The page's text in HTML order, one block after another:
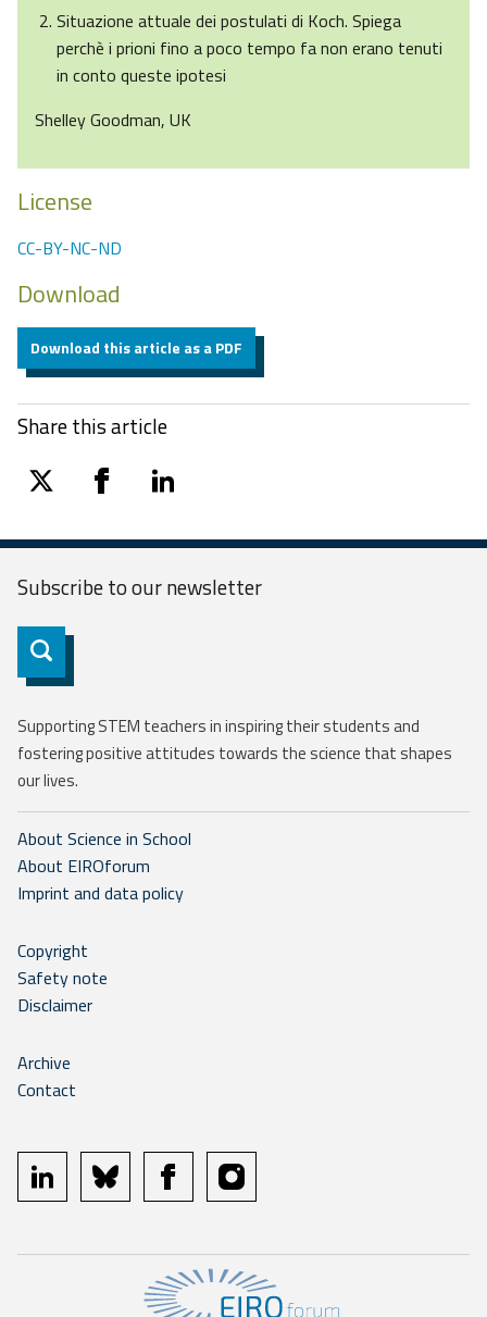
Situazione attuale dei postulati di Koch. Spiega
perchè i prioni fino a poco tempo fa non erano tenuti
in conto queste ipotesi
Shelley Goodman, UK
License
CC-BY-NC-ND
Download
Download this article as a PDF
Share this article
twitter facebooklinkedin
Subscribe to ournewsletter
Subscribe
Supporting STEM teachers in inspiring their students and
fostering positive attitudes towards the science that shapes
our lives.
About Science in School
About EIROforum
Imprint and data policy
Copyright
Safety note
Disclaimer
Archive
Contact
linkedin bluesky facebookinstagram